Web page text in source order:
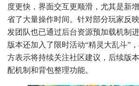
度更快，界面交互更顺滑，尤其是新
省了大量操作时间。针对部分玩家反
发团队也已通过后台资源预加载机制
版本还加入了限时活动“精灵大乱斗”
方表示将持续关注社区建议，后续版
配机制和背包整理功能。